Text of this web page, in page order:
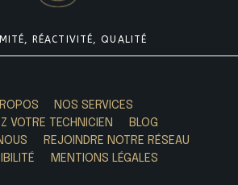
RÉACTIVITÉ, QUALITÉ
NOS SERVICES
VOTRE TECHNICIEN
BLOG
REJOINDRE NOTRE RÉSEAU
MENTIONS LÉGALES